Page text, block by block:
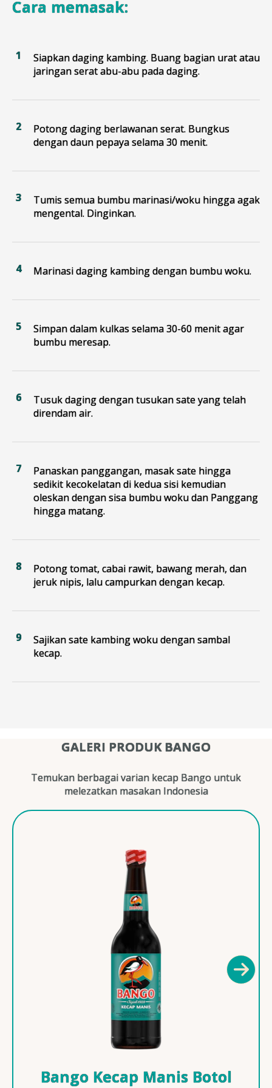
Cara memasak:
Siapkan daging kambing. Buang bagian urat atau
jaringan serat abu-abu pada daging.
Potong daging berlawanan serat. Bungkus
dengan daun pepaya selama 30 menit.
Tumis semua bumbu marinasi/woku hingga agak
mengental. Dinginkan.
Marinasi daging kambing dengan bumbu woku.
Simpan dalam kulkas selama 30-60 menit agar
bumbu meresap.
Tusuk daging dengan tusukan sate yang telah
direndam air.
Panaskan panggangan, masak sate hingga
sedikit kecokelatan di kedua sisi kemudian
oleskan dengan sisa bumbu woku dan Panggang
hingga matang.
Potong tomat, cabai rawit, bawang merah, dan
jeruk nipis, lalu campurkan dengan kecap.
Sajikan sate kambing woku dengan sambal
kecap.
GALERI PRODUK BANGO
Temukan berbagai varian kecap Bango untuk
melezatkan masakan Indonesia
Bango Kecap Manis Botol